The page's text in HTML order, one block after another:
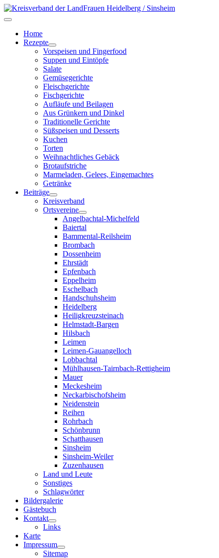
Home
Rezepte
Vorspeisen und Fingerfood
Suppen und Eintöpfe
Salate
Gemüsegerichte
Fleischgerichte
Fischgerichte
Aufläufe und Beilagen
Aus Grünkern und Dinkel
Traditionelle Gerichte
Süßspeisen und Desserts
Kuchen
Torten
Weihnachtliches Gebäck
Brotaufstriche
Marmeladen, Gelees, Eingemachtes
Getränke
Beiträge
Kreisverband
Ortsvereine
Angelbachtal-Michelfeld
Baiertal
Bammental-Reilsheim
Brombach
Dossenheim
Ehrstädt
Epfenbach
Eppelheim
Eschelbach
Handschuhsheim
Heidelberg
Heiligkreuzsteinach
Helmstadt-Bargen
Hilsbach
Leimen
Leimen-Gauangelloch
Lobbachtal
Mühlhausen-Tairnbach-Rettigheim
Mauer
Meckesheim
Neckarbischofsheim
Neidenstein
Reihen
Rohrbach
Schönbrunn
Schatthausen
Sinsheim
Sinsheim-Weiler
Zuzenhausen
Land und Leute
Sonstiges
Schlagwörter
Bildergalerie
Gästebuch
Kontakt
Links
Karte
Impressum
Sitemap